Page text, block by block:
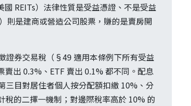
REITs）法律性質是受益憑證、不是受益
則是建商或營造公司股票，賺的是賣房開
證券交易稅（§49 適用本條例下所有受益
出 0.3%、ETF 賣出 0.1% 都不同。配息
目對居住者個人按分配額扣繳 10%、分
的二擇一機制；對邊際稅率高於 10% 的